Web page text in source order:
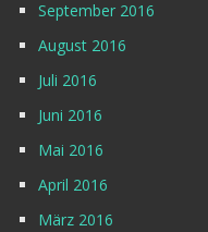
September 2016
August 2016
Juli 2016
Juni 2016
Mai 2016
April 2016
März 2016